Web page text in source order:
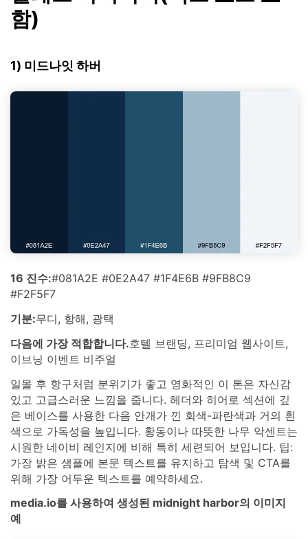
함)
1) 미드나잇 하버
16 진수:#081A2E #0E2A47 #1F4E6B #9FB8C9
#F2F5F7
기분:무디, 항해, 광택
다음에 가장 적합합니다.호텔 브랜딩, 프리미엄 웹사이트,
이브닝 이벤트 비주얼
일몰 후 항구처럼 분위기가 좋고 영화적인 이 톤은 자신감
있고 고급스러운 느낌을 줍니다. 헤더와 히어로 섹션에 깊
은 베이스를 사용한 다음 안개가 낀 회색-파란색과 거의 흰
색으로 가독성을 높입니다. 황동이나 따뜻한 나무 악센트는
시원한 네이비 레인지에 비해 특히 세련되어 보입니다. 팁:
가장 밝은 샘플에 본문 텍스트를 유지하고 탐색 및 CTA를
위해 가장 어두운 텍스트를 예약하세요.
media.io를 사용하여 생성된 midnight harbor의 이미지
예